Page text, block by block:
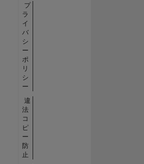
プ
ラ
イ
バ
シ
ー
ポ
リ
シ
ー
違
法
コ
ピ
ー
防
止